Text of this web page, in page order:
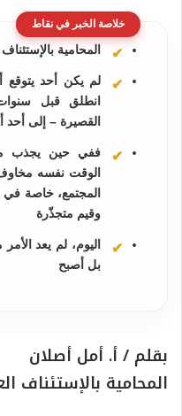
خلاصة الخبر في نقاط
المحامية
لم يكن أحد يتوقع
انطلق قبل
القصيرة – إلى أحد
ففي حين يجذب
الوقت نفسه مخاوف
المجتمع، خاصة في
وقيم متجذّرة
اليوم، لم يعد
بل أصبح
بقلم / أ. أمل أصلان
المحامية بالإستئناف